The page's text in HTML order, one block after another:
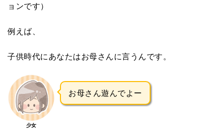
ョンです）
例えば、
子供時代にあなたはお母さんに言うんです。
少女
お母さん遊んでよー